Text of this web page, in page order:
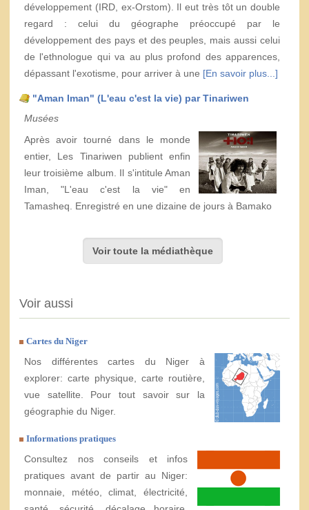
développement (IRD, ex-Orstom). Il eut très tôt un double
regard : celui du géographe préoccupé par le
développement des pays et des peuples, mais aussi celui
de l'ethnologue qui va au plus profond des apparences,
dépassant l'exotisme, pour arriver à une [En savoir plus...]
"Aman Iman" (L'eau c'est la vie) par Tinariwen
Musées
Après avoir tourné dans le monde
entier, Les Tinariwen publient enfin
leur troisième album. Il s'intitule Aman
Iman, "L'eau c'est la vie" en
Tamasheq. Enregistré en une dizaine de jours à Bamako
Voir toute la médiathèque
Voir aussi
Cartes du Niger
Nos différentes cartes du Niger à
explorer: carte physique, carte routière,
vue satellite. Pour tout savoir sur la
géographie du Niger.
Informations pratiques
Consultez nos conseils et infos
pratiques avant de partir au Niger:
monnaie, météo, climat, électricité,